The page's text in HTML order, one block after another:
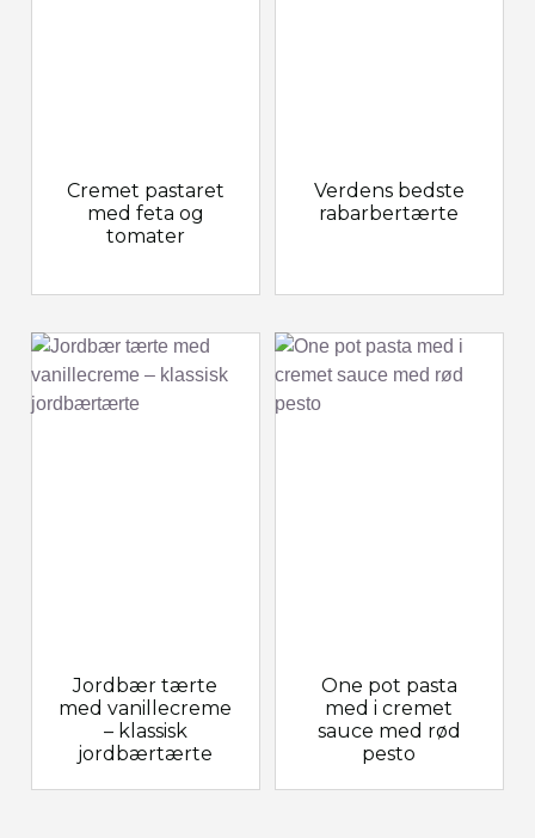
Cremet pastaret
med feta og
tomater
Jordbær tærte
med vanillecreme
– klassisk
jordbærtærte
Verdens bedste
rabarbertærte
One pot pasta
med i cremet
sauce med rød
pesto